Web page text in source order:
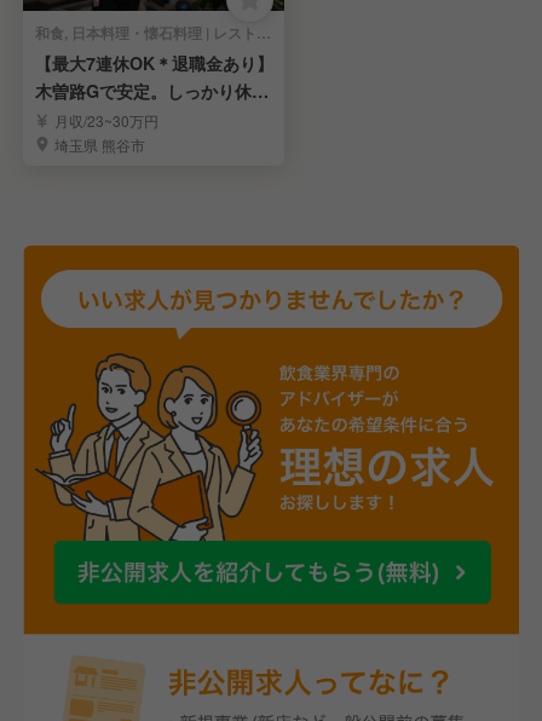
和食, 日本料理・懐石料理 | レストランサービス・ホールスタッフ
【最大7連休OK＊退職金あり】
木曽路Gで安定。しっかり休め
て稼げる環境
月収/23~30万円
埼玉県 熊谷市